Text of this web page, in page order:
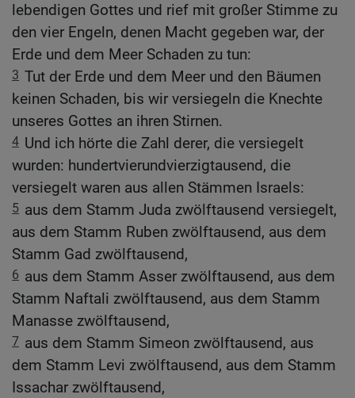
lebendigen Gottes und rief mit großer Stimme zu
den vier Engeln, denen Macht gegeben war, der
Erde und dem Meer Schaden zu tun:
3 Tut der Erde und dem Meer und den Bäumen
keinen Schaden, bis wir versiegeln die Knechte
unseres Gottes an ihren Stirnen.
4 Und ich hörte die Zahl derer, die versiegelt
wurden: hundertvierundvierzigtausend, die
versiegelt waren aus allen Stämmen Israels:
5 aus dem Stamm Juda zwölftausend versiegelt,
aus dem Stamm Ruben zwölftausend, aus dem
Stamm Gad zwölftausend,
6 aus dem Stamm Asser zwölftausend, aus dem
Stamm Naftali zwölftausend, aus dem Stamm
Manasse zwölftausend,
7 aus dem Stamm Simeon zwölftausend, aus
dem Stamm Levi zwölftausend, aus dem Stamm
Issachar zwölftausend,